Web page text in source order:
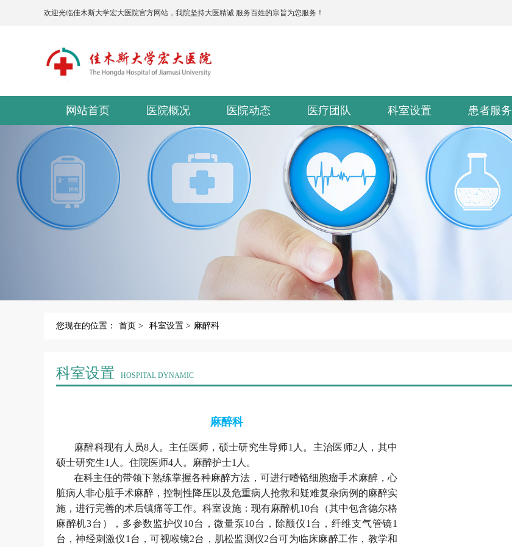
欢迎光临佳木斯大学宏大医院官方网站，我院坚持大医精诚 服务百姓的宗旨为您服务！
网站首页 医院概况 医院动态 医疗团队 科室设置 患者服务
您现在的位置： 首页 > 科室设置 > 麻醉科
科室设置 HOSPITAL DYNAMIC
麻醉科
麻醉科现有人员8人。主任医师，硕士研究生导师1人。主治医师2人，其中
硕士研究生1人。住院医师4人。麻醉护士1人。
在科主任的带领下熟练掌握各种麻醉方法，可进行嗜铬细胞瘤手术麻醉，心
脏病人非心脏手术麻醉，控制性降压以及危重病人抢救和疑难复杂病例的麻醉实
施，进行完善的术后镇痛等工作。科室设施：现有麻醉机10台（其中包含德尔格
麻醉机3台），多参数监护仪10台，微量泵10台，除颤仪1台，纤维支气管镜1
台，神经刺激仪1台，可视喉镜2台，肌松监测仪2台可为临床麻醉工作，教学和